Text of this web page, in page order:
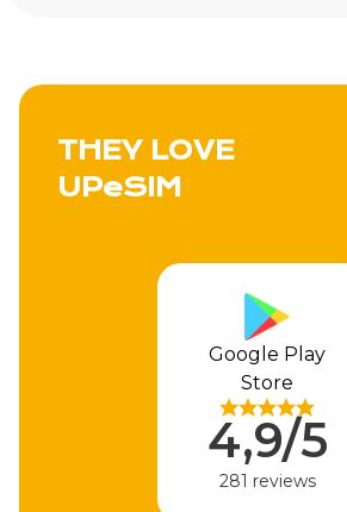
THEY LOVE
UPeSIM
Google Play
Store
4,9/5
281 reviews